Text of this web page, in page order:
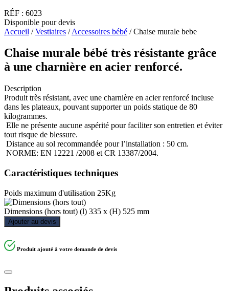
RÉF : 6023
Disponible pour devis
Accueil /Vestiaires /Accessoires bébé / Chaise murale bebe
Chaise murale bébé très résistante grâce
à une charnière en acier renforcé.
Description
Produit très résistant, avec une charnière en acier renforcé incluse
dans les plateaux, pouvant supporter un poids statique de 80
kilogrammes.
Elle ne présente aucune aspérité pour faciliter son entretien et éviter
tout risque de blessure.
Distance au sol recommandée pour l’installation : 50 cm.
NORME: EN 12221 /2008 et CR 13387/2004.
Caractéristiques techniques
Poids maximum d'utilisation 25Kg
Dimensions (hors tout) (l) 335 x (H) 525 mm
Ajouter au devis
Produit ajouté à votre demande de devis